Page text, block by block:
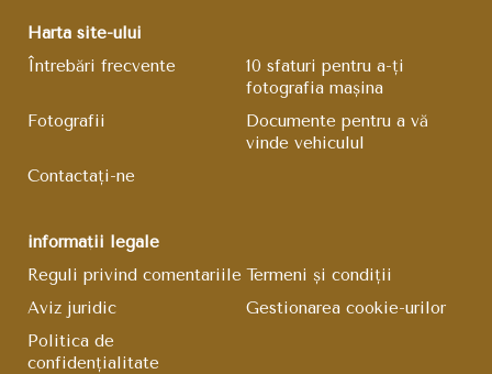
Harta site-ului
Întrebări frecvente
10 sfaturi pentru a-ți
fotografia mașina
Fotografii
Documente pentru a vă
vinde vehiculul
Contactați-ne
informații legale
Reguli privind comentariile Termeni și condiții
Aviz juridic
Gestionarea cookie-urilor
Politica de
confidențialitate